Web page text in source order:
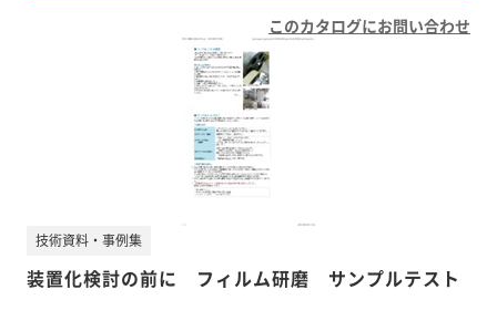
このカタログにお問い合わせ
装置化検討の前に フィルム研磨 サンプルテスト
技術資料・事例集